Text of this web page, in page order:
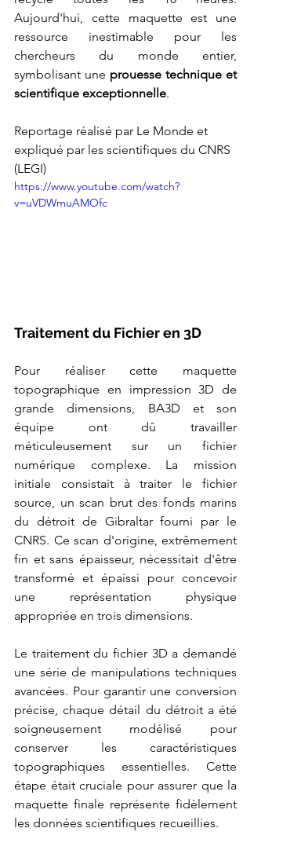
Aujourd'hui, cette maquette est une
ressource inestimable pour les
chercheurs du monde entier,
symbolisant une prouesse technique et
scientifique exceptionnelle.
Reportage réalisé par Le Monde et
expliqué par les scientifiques du CNRS
(LEGI)
https://www.youtube.com/watch?
v=uVDWmuAMOfc
Traitement du Fichier en 3D
Pour réaliser cette maquette
topographique en impression 3D de
grande dimensions, BA3D et son
équipe ont dû travailler
méticuleusement sur un fichier
numérique complexe. La mission
initiale consistait à traiter le fichier
source, un scan brut des fonds marins
du détroit de Gibraltar fourni par le
CNRS. Ce scan d'origine, extrêmement
fin et sans épaisseur, nécessitait d'être
transformé et épaissi pour concevoir
une représentation physique
appropriée en trois dimensions.
Le traitement du fichier 3D a demandé
une série de manipulations techniques
avancées. Pour garantir une conversion
précise, chaque détail du détroit a été
soigneusement modélisé pour
conserver les caractéristiques
topographiques essentielles. Cette
étape était cruciale pour assurer que la
maquette finale représente fidèlement
les données scientifiques recueillies.